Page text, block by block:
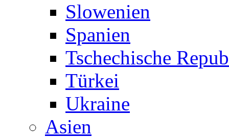
Slowenien
Spanien
Tschechische
Türkei
Ukraine
Asien